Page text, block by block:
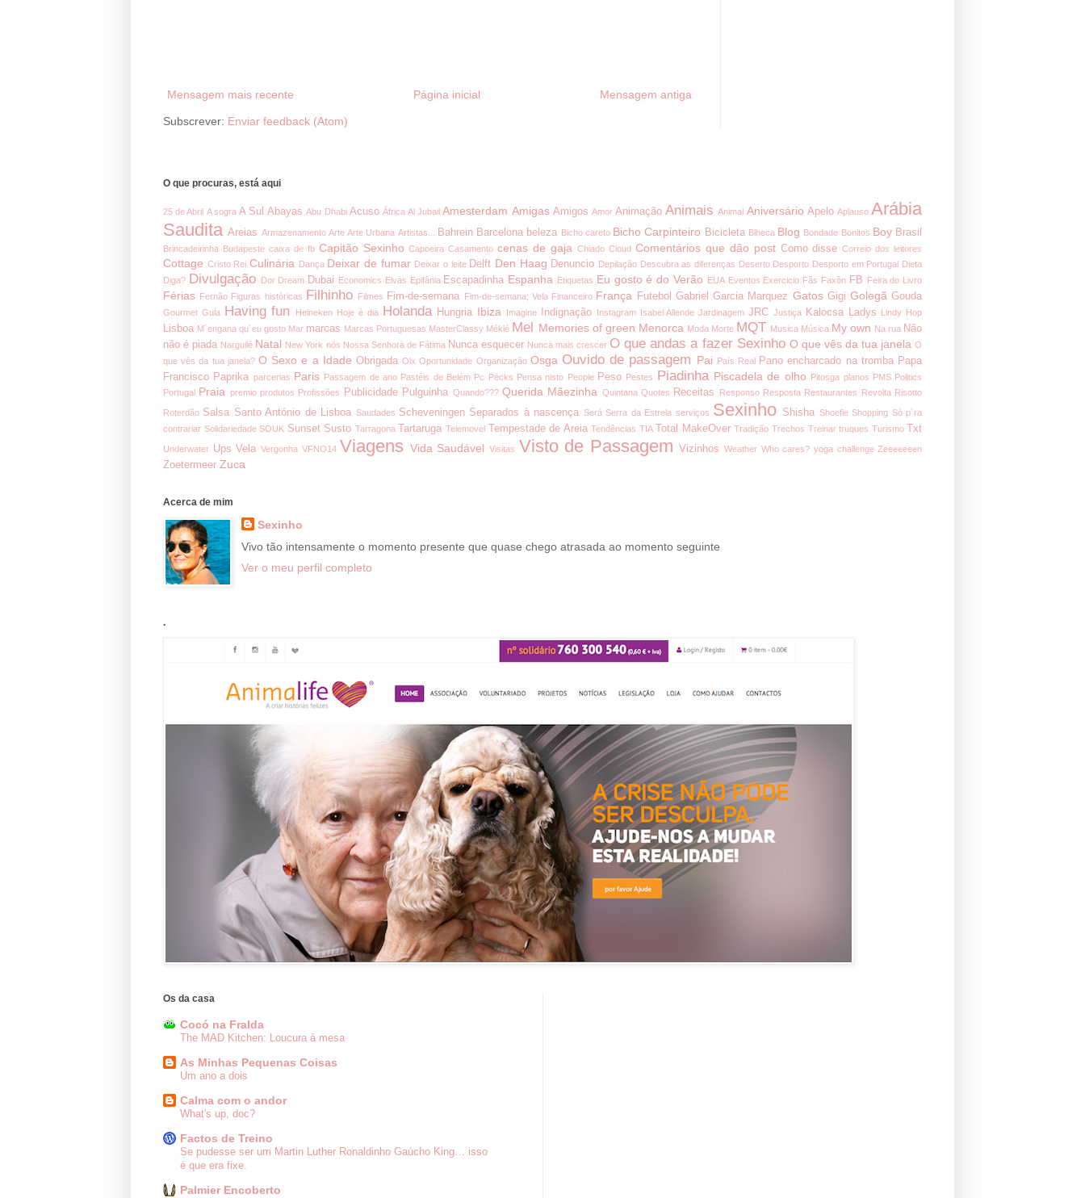
Mensagem mais recente Mensagem antiga
Página inicial
Subscrever: Enviar feedback (Atom)
O que procuras, está aqui
25 de Abril A sogra A Sul Abayas Abu Dhabi Acuso África Al Jubail Amesterdam Amigas Amigos Amor Animação Animais Animal Aniversário Apelo Aplauso Arábia
Saudita Areias Armazenamento Arte Arte Urbana Artistas... Bahrein Barcelona beleza Bicho careto Bicho Carpinteiro Bicicleta Blheca Blog Bondade Bonitos Boy Brasil
Brincadeirinha Budapeste caixa de fb Capitão Sexinho Capoeira Casamento cenas de gaja Chiado Cloud Comentários que dão post Como disse Correio dos leitores
Cottage Cristo Rei Culinária Dança Deixar de fumar Deixar o leite Delft Den Haag Denuncio Depilação Descubra as diferenças Deserto Desporto Desporto em Portugal Dieta
Diga? Divulgação Dor Dream Dubai Economics Elvas Epifânia Escapadinha Espanha Etiquetas Eu gosto é do Verão EUA Eventos Exercicio Fãs Faxôn FB Feira do Livro
Férias Fernão Figuras históricas Filhinho Filmes Fim-de-semana Fim-de-semana; Vela Financeiro França Futebol Gabriel Garcia Marquez Gatos Gigi Golegã Gouda
Gourmet Gula Having fun Heineken Hoje é dia Holanda Hungria Ibiza Imagine Indignação Instagram Isabel Allende Jardinagem JRC Justiça Kalocsa Ladys Lindy Hop
Lisboa M´engana qu´eu gosto Mar marcas Marcas Portuguesas MasterClassy Mékié Mel Memories of green Menorca Moda Morte MQT Musica Música My own Na rua Não
não é piada Narguilé Natal New York nós Nossa Senhora de Fátima Nunca esquecer Nunca mais crescer O que andas a fazer Sexinho O que vês da tua janela O
que vês da tua janela? O Sexo e a Idade Obrigada Olx Oportunidade Organização Osga Ouvido de passagem Pai País Real Pano encharcado na tromba Papa
Francisco Paprika parcerias Paris Passagem de ano Pastéis de Belém Pc Pécks Pensa nisto People Peso Pestes Piadinha Piscadela de olho Pitosga planos PMS Politics
Portugal Praia premio produtos Profissões Publicidade Pulguinha Quando??? Querida Mãezinha Quintana Quotes Receitas Responso Resposta Restaurantes Revolta Risotto
Roterdão Salsa Santo António de Lisboa Saudades Scheveningen Separados à nascença Será Serra da Estrela serviços Sexinho Shisha Shoefie Shopping Só p´ra
contrariar Solidariedade SOUK Sunset Susto Tarragona Tartaruga Telemovel Tempestade de Areia Tendências TIA Total MakeOver Tradição Trechos Treinar truques Turismo Txt
Underwater Ups Vela Vergonha VFNO14 Viagens Vida Saudável Visitas Visto de Passagem Vizinhos Weather Who cares? yoga challenge Zeeeeeeen
Zoetermeer Zuca
Acerca de mim
Sexinho
Vivo tão intensamente o momento presente que quase chego atrasada ao momento seguinte
Ver o meu perfil completo
.
Os da casa
Cocó na Fralda
The MAD Kitchen: Loucura à mesa
As Minhas Pequenas Coisas
Um ano a dois
Calma com o andor
What's up, doc?
Factos de Treino
Se pudesse ser um Martin Luther Ronaldinho Gaúcho King… isso
é que era fixe.
Palmier Encoberto